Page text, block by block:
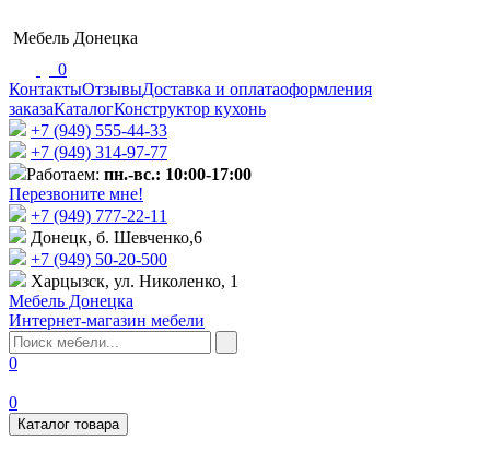
Мебель Донецка
0
КонтактыОтзывыДоставка и оплатаоформления
заказаКаталогКонструктор кухонь
+7 (949) 555-44-33
+7 (949) 314-97-77
Работаем: пн.-вс.: 10:00-17:00
Перезвоните мне!
+7 (‎949) 777-22-11
Донецк, б. Шевченко,6
+7 (949) 50-20-500
Харцызск, ул. Николенко, 1
Мебель Донецка
Интернет-магазин мебели
0
0
Каталог товара